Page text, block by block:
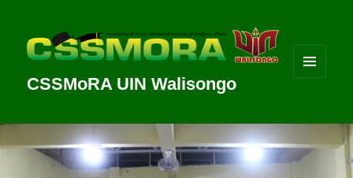
CSSMoRA UIN Walisongo